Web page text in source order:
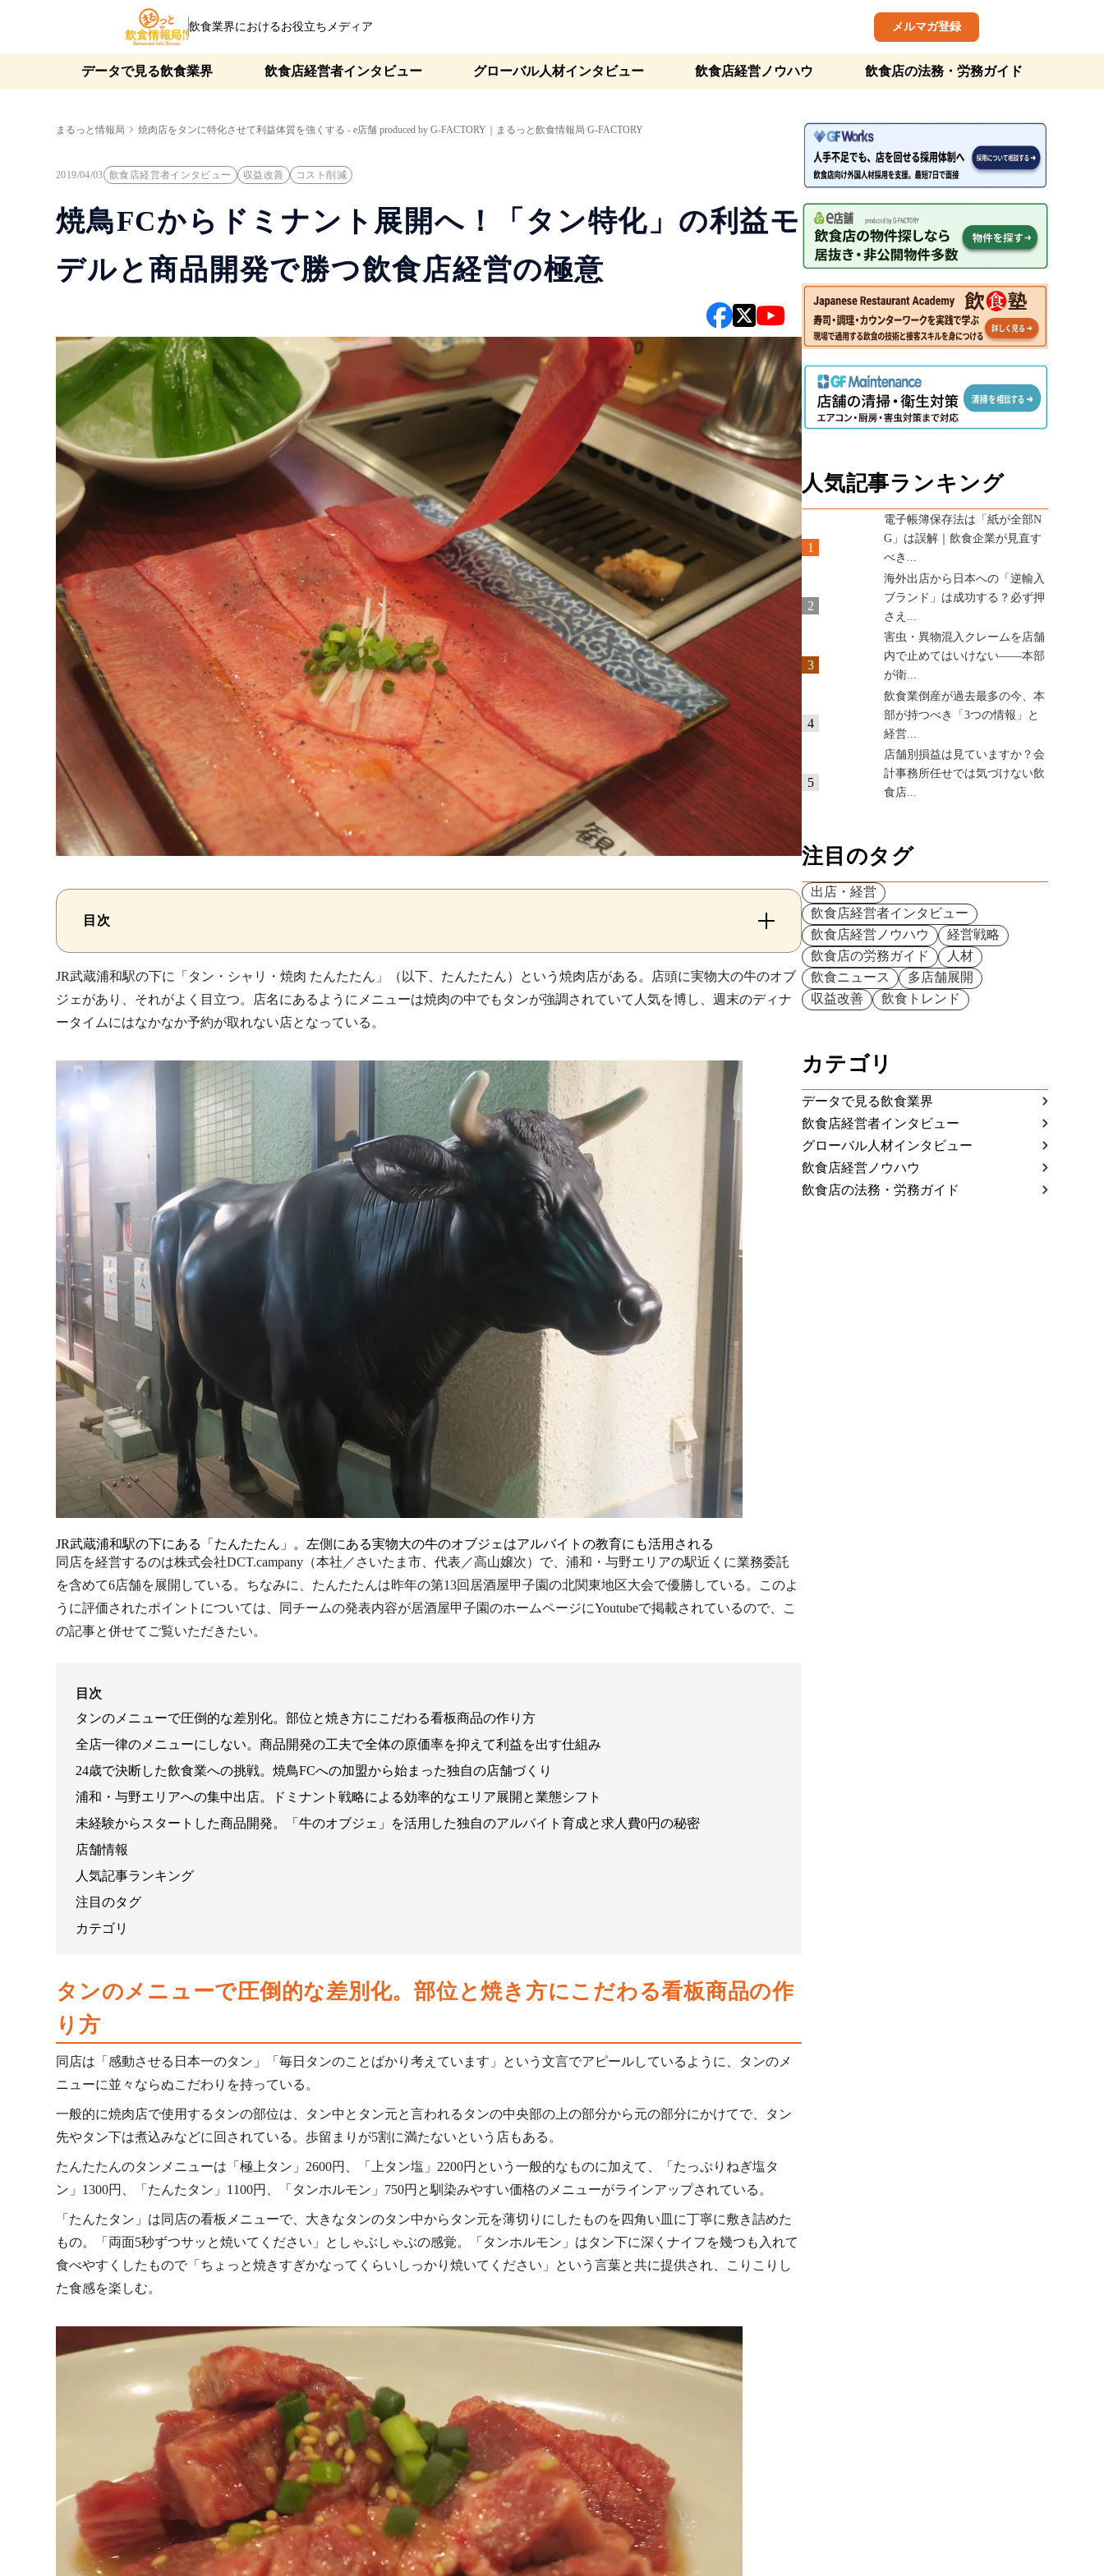
飲食業界におけるお役立ちメディア メルマガ登録
データで見る飲食業界 飲食店経営者インタビュー グローバル人材インタビュー 飲食店経営ノウハウ 飲食店の法務・労務ガイド
まるっと情報局 焼肉店をタンに特化させて利益体質を強くする - e店舗 produced by G-FACTORY｜まるっと飲食情報局 G-FACTORY
2019/04/03 飲食店経営者インタビュー 収益改善 コスト削減
焼鳥FCからドミナント展開へ！「タン特化」の利益モ
デルと商品開発で勝つ飲食店経営の極意
目次
JR武蔵浦和駅の下に「タン・シャリ・焼肉 たんたたん」（以下、たんたたん）という焼肉店がある。店頭に実物大の牛のオブ
ジェがあり、それがよく目立つ。店名にあるようにメニューは焼肉の中でもタンが強調されていて人気を博し、週末のディナ
ータイムにはなかなか予約が取れない店となっている。
JR武蔵浦和駅の下にある「たんたたん」。左側にある実物大の牛のオブジェはアルバイトの教育にも活用される
同店を経営するのは株式会社DCT.campany（本社／さいたま市、代表／高山嬢次）で、浦和・与野エリアの駅近くに業務委託
を含めて6店舗を展開している。ちなみに、たんたたんは昨年の第13回居酒屋甲子園の北関東地区大会で優勝している。このよ
うに評価されたポイントについては、同チームの発表内容が居酒屋甲子園のホームページにYoutubeで掲載されているので、こ
の記事と併せてご覧いただきたい。
目次
タンのメニューで圧倒的な差別化。部位と焼き方にこだわる看板商品の作り方
全店一律のメニューにしない。商品開発の工夫で全体の原価率を抑えて利益を出す仕組み
24歳で決断した飲食業への挑戦。焼鳥FCへの加盟から始まった独自の店舗づくり
浦和・与野エリアへの集中出店。ドミナント戦略による効率的なエリア展開と業態シフト
未経験からスタートした商品開発。「牛のオブジェ」を活用した独自のアルバイト育成と求人費0円の秘密
店舗情報
人気記事ランキング
注目のタグ
カテゴリ
タンのメニューで圧倒的な差別化。部位と焼き方にこだわる看板商品の作
り方
同店は「感動させる日本一のタン」「毎日タンのことばかり考えています」という文言でアピールしているように、タンのメ
ニューに並々ならぬこだわりを持っている。
一般的に焼肉店で使用するタンの部位は、タン中とタン元と言われるタンの中央部の上の部分から元の部分にかけてで、タン
先やタン下は煮込みなどに回されている。歩留まりが5割に満たないという店もある。
たんたたんのタンメニューは「極上タン」2600円、「上タン塩」2200円という一般的なものに加えて、「たっぷりねぎ塩タ
ン」1300円、「たんたタン」1100円、「タンホルモン」750円と馴染みやすい価格のメニューがラインアップされている。
「たんたタン」は同店の看板メニューで、大きなタンのタン中からタン元を薄切りにしたものを四角い皿に丁寧に敷き詰めた
もの。「両面5秒ずつサッと焼いてください」としゃぶしゃぶの感覚。「タンホルモン」はタン下に深くナイフを幾つも入れて
食べやすくしたもので「ちょっと焼きすぎかなってくらいしっかり焼いてください」という言葉と共に提供され、こりこりし
た食感を楽しむ。
人気記事ランキング
1
電子帳簿保存法は「紙が全部N
G」は誤解｜飲食企業が見直す
べき...
2
海外出店から日本への「逆輸入
ブランド」は成功する？必ず押
さえ...
3
害虫・異物混入クレームを店舗
内で止めてはいけない——本部
が衛...
4
飲食業倒産が過去最多の今、本
部が持つべき「3つの情報」と
経営...
5
店舗別損益は見ていますか？会
計事務所任せでは気づけない飲
食店...
注目のタグ
出店・経営
飲食店経営者インタビュー
飲食店経営ノウハウ
経営戦略
飲食店の労務ガイド
人材
飲食ニュース
多店舗展開
収益改善
飲食トレンド
カテゴリ
データで見る飲食業界
飲食店経営者インタビュー
グローバル人材インタビュー
飲食店経営ノウハウ
飲食店の法務・労務ガイド